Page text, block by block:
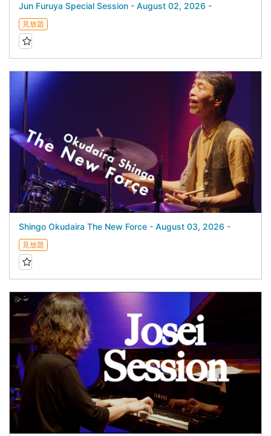
Jun Furuya Special Session - August 02, 2026 -
見放題
Shingo Okudaira The New Force - August 03, 2026 -
見放題